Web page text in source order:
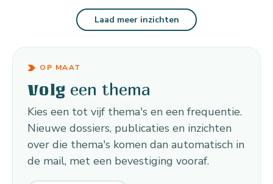
planning de kern van
werkt dus als
netwerklaag, niet als…
Laad meer inzichten
OP MAAT
Volg een thema
Kies een tot vijf thema's en een frequentie.
Nieuwe dossiers, publicaties en inzichten
over die thema's komen dan automatisch in
de mail, met een bevestiging vooraf.